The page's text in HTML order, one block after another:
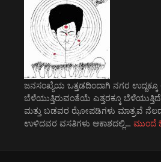
ಜನಸಂಖ್ಯೆಯ ಒತ್ತಡದಿಂದಾಗಿ ನಗರ ಉದ್ದಕ್ಕೂ
ಬೆಳೆಯುತ್ತಿರುವಂತೆಯೆ ಎತ್ತರಕ್ಕೂ
ಮತ್ತು ಬಡವರ ಝೋಪಡಿಗಳು ಮಾತ್ರವೆ
ಉಳಿದವರ ವಸತಿಗಳು ಆಕಾಶದಲ್ಲಿ… ಮುಂದೆ